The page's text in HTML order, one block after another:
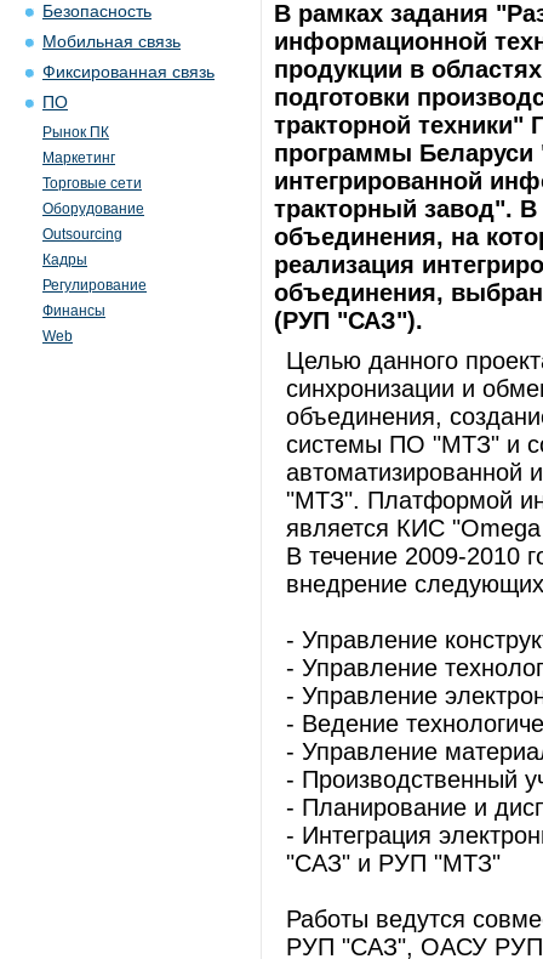
Безопасность
Мобильная связь
Фиксированная связь
ПО
Рынок ПК
Маркетинг
Торговые сети
Оборудование
Outsourcing
Кадры
Регулирование
Финансы
Web
В рамках задания
информационной
продукции в
подготовки
тракторной техники"
программы
интегрированной
тракторный завод". В
объединения, на
реализация
объединения,
(РУП "САЗ").
Целью данного
синхронизации и
объединения,
системы ПО "МТЗ" и
автоматизированной
"МТЗ". Платформой
является КИС
В течение 2009-2010
внедрение
- Управление
- Управление
- Управление
- Ведение
- Управление
- Производственный
- Планирование и
- Интеграция
"САЗ" и РУП "МТЗ"
Работы ведутся
РУП "САЗ", ОАСУ РУП